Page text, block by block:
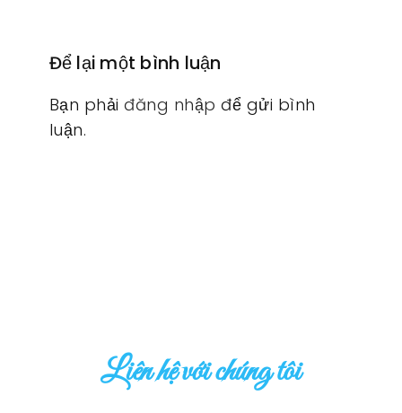
Để lại một bình luận
Bạn phải đăng nhập để gửi bình
luận.
Liên hệ với chúng tôi